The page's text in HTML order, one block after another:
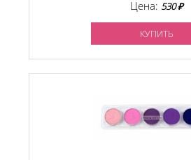
Цена: 530 ₽
КУПИТЬ